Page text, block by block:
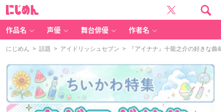
作品名 声優 舞台俳優 作者名
にじめん > 話題 > アイドリッシュセブン > 『アイナナ』十龍之介の好きな